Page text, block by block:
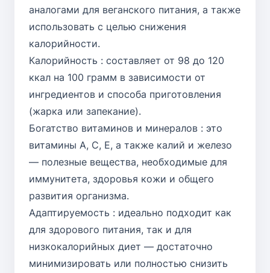
аналогами для веганского питания, а также
использовать с целью снижения
калорийности.
Калорийность : составляет от 98 до 120
ккал на 100 грамм в зависимости от
ингредиентов и способа приготовления
(жарка или запекание).
Богатство витаминов и минералов : это
витамины А, С, Е, а также калий и железо
— полезные вещества, необходимые для
иммунитета, здоровья кожи и общего
развития организма.
Адаптируемость : идеально подходит как
для здорового питания, так и для
низкокалорийных диет — достаточно
минимизировать или полностью снизить